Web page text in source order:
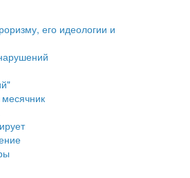
воздействия
проектирования
и застройки
его идеологии и